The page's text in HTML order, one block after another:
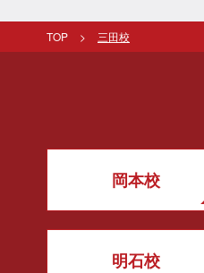
TOP 三田校
岡本校
明石校